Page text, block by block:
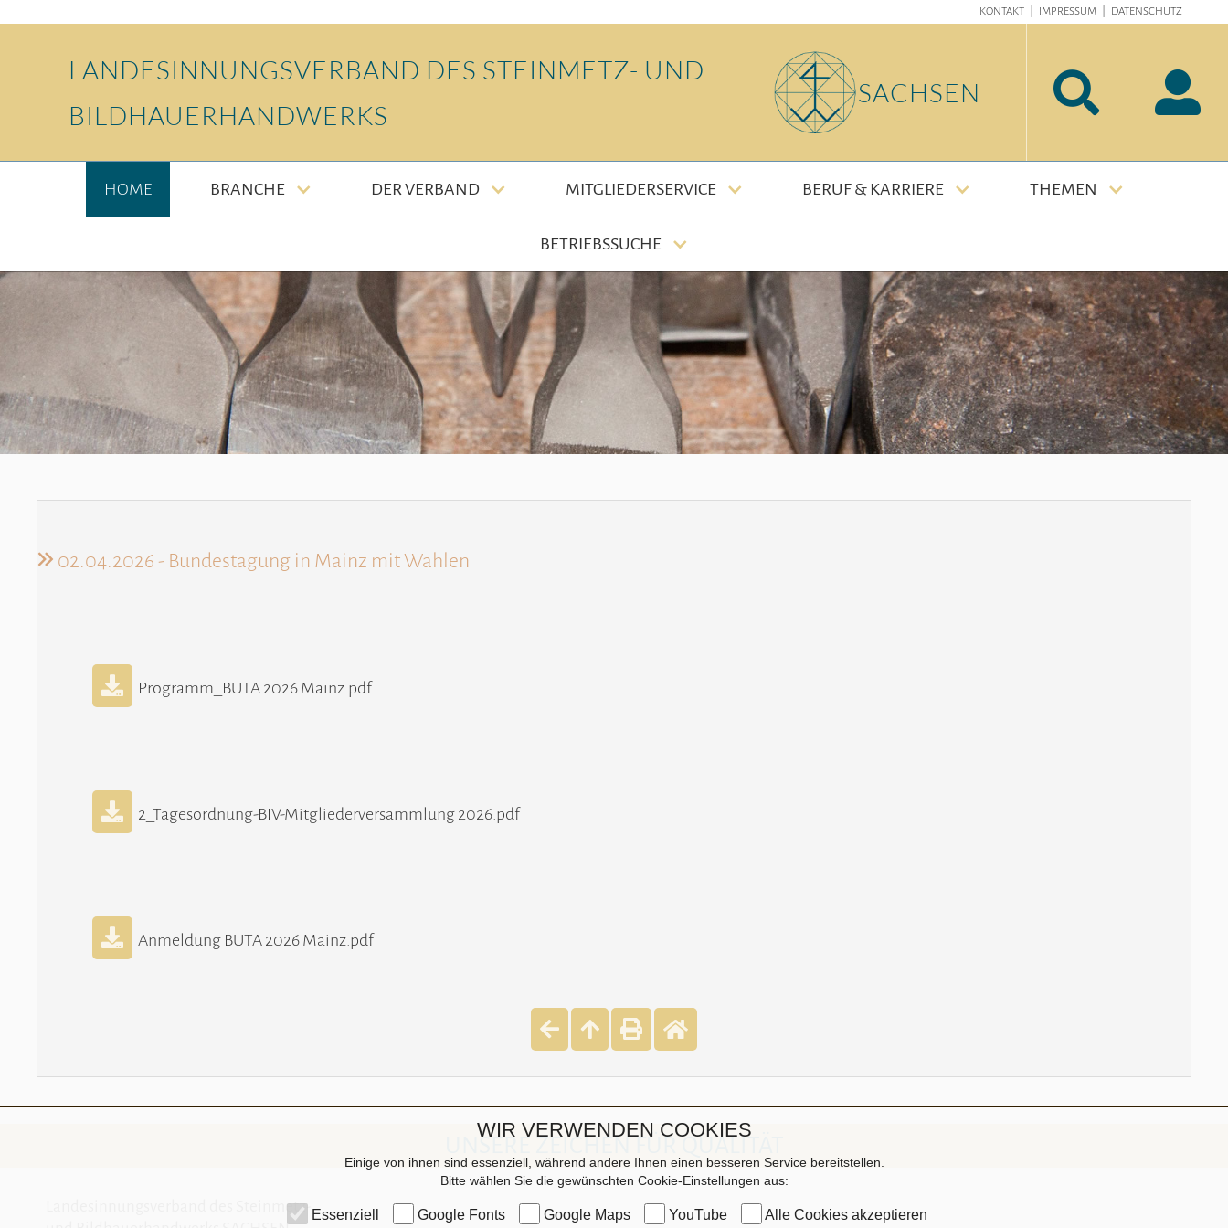
KONTAKT IMPRESSUM DATENSCHUTZ
LANDESINNUNGSVERBAND DES STEINMETZ- UND
BILDHAUERHANDWERKS
SACHSEN  
HOME BRANCHE DER VERBAND MITGLIEDERSERVICE BERUF & KARRIERE THEMEN
BETRIEBSSUCHE
02.04.2026 - Bundestagung in Mainz mit Wahlen
Programm_BUTA 2026 Mainz.pdf
2_Tagesordnung-BIV-Mitgliederversammlung 2026.pdf
Anmeldung BUTA 2026 Mainz.pdf
Landesinnungsverband des Steinmetz-
WIR VERWENDEN COOKIES
Einige von ihnen sind essenziell, während andere Ihnen einen besseren Service bereitstellen.
Bitte wählen Sie die gewünschten Cookie-Einstellungen aus:
Essenziell Google Fonts Google Maps YouTube Alle Cookies akzeptieren